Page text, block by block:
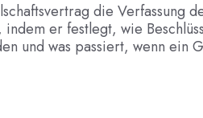
die Verfassung
er festlegt, wie
und was passiert, wenn ein